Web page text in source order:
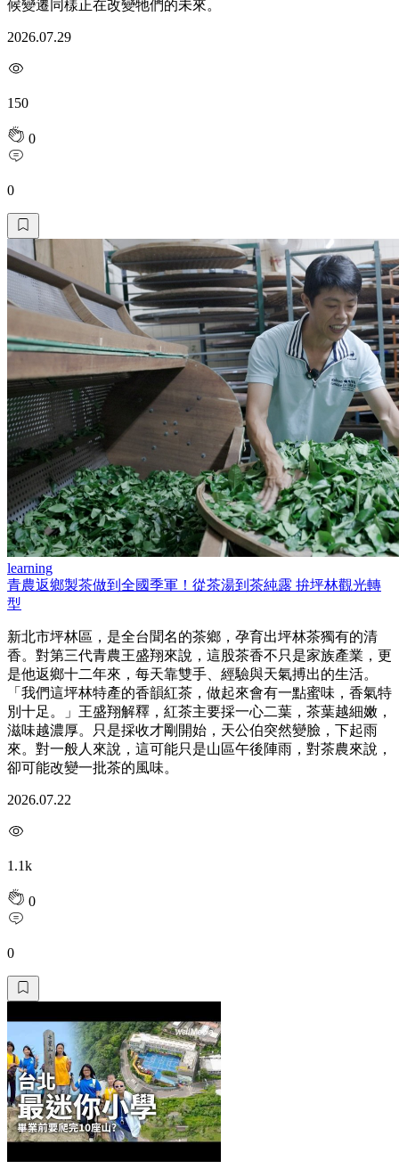
候變遷同樣正在改變牠們的未來。
2026.07.29
150
0
0
learning
青農返鄉製茶做到全國季軍！從茶湯到茶純露 拚坪林觀光轉
型
新北市坪林區，是全台聞名的茶鄉，孕育出坪林茶獨有的清
香。對第三代青農王盛翔來說，這股茶香不只是家族產業，更
是他返鄉十二年來，每天靠雙手、經驗與天氣搏出的生活。
「我們這坪林特產的香韻紅茶，做起來會有一點蜜味，香氣特
別十足。」王盛翔解釋，紅茶主要採一心二葉，茶葉越細嫩，
滋味越濃厚。只是採收才剛開始，天公伯突然變臉，下起雨
來。對一般人來說，這可能只是山區午後陣雨，對茶農來說，
卻可能改變一批茶的風味。
2026.07.22
1.1k
0
0